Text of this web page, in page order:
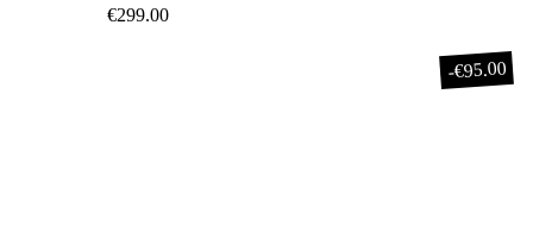
€299.00
-€95.00